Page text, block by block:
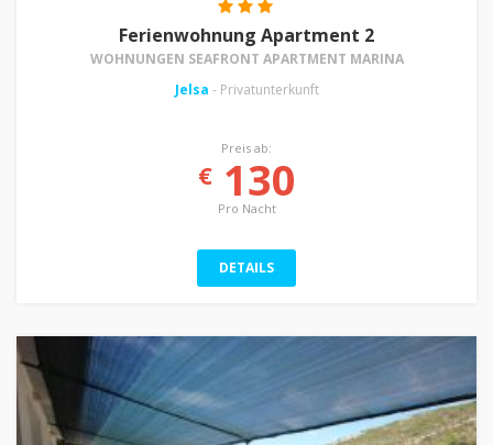
Ferienwohnung Apartment 2
WOHNUNGEN SEAFRONT APARTMENT MARINA
Jelsa - Privatunterkunft
Preis ab:
€130
Pro Nacht
DETAILS